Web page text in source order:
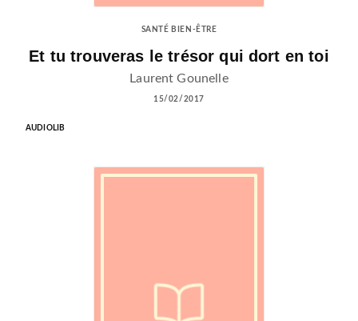
SANTÉ BIEN-ÊTRE
Et tu trouveras le trésor qui dort en toi
Laurent Gounelle
15/02/2017
AUDIOLIB